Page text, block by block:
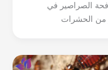
الصراصير في
من الحشرات